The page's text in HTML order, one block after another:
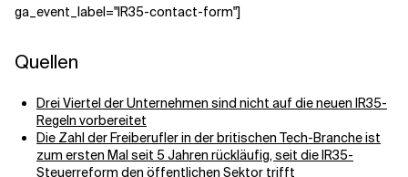
ga_event_label="IR35-contact-form"]
Quellen
Drei Viertel der Unternehmen sind nicht auf die neuen IR35-
Regeln vorbereitet
Die Zahl der Freiberufler in der britischen Tech-Branche ist
zum ersten Mal seit 5 Jahren rückläufig, seit die IR35-
Steuerreform den öffentlichen Sektor trifft